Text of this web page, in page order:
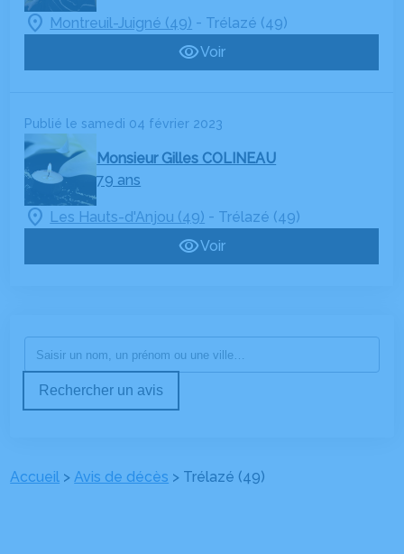
Montreuil-Juigné (49) - Trélazé (49)
Voir
Publié le samedi 04 février 2023
Monsieur Gilles COLINEAU
79 ans
Les Hauts-d'Anjou (49) - Trélazé (49)
Voir
Rechercher un avis
Accueil >Avis de décès > Trélazé (49)